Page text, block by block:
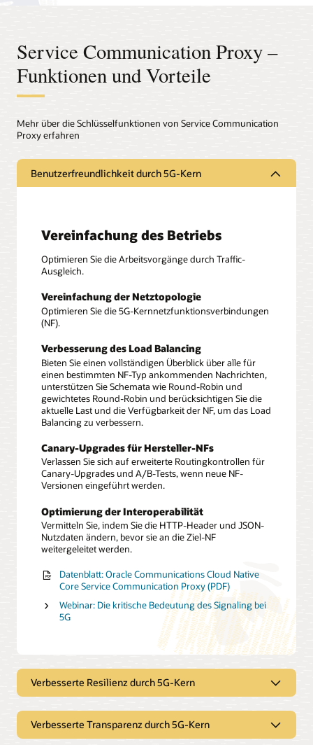
Service Communication Proxy –
Funktionen und Vorteile
Mehr über die Schlüsselfunktionen von Service Communication
Proxy erfahren
Benutzerfreundlichkeit durch 5G-Kern
Vereinfachung des Betriebs
Optimieren Sie die Arbeitsvorgänge durch Traffic-
Ausgleich.
Vereinfachung der Netztopologie
Optimieren Sie die 5G-Kernnetzfunktionsverbindungen
(NF).
Verbesserung des Load Balancing
Bieten Sie einen vollständigen Überblick über alle für
einen bestimmten NF-Typ ankommenden Nachrichten,
unterstützen Sie Schemata wie Round-Robin und
gewichtetes Round-Robin und berücksichtigen Sie die
aktuelle Last und die Verfügbarkeit der NF, um das Load
Balancing zu verbessern.
Canary-Upgrades für Hersteller-NFs
Verlassen Sie sich auf erweiterte Routingkontrollen für
Canary-Upgrades und A/B-Tests, wenn neue NF-
Versionen eingeführt werden.
Optimierung der Interoperabilität
Vermitteln Sie, indem Sie die HTTP-Header und JSON-
Nutzdaten ändern, bevor sie an die Ziel-NF
weitergeleitet werden.
Datenblatt: Oracle Communications Cloud Native
Core Service Communication Proxy (PDF)
Webinar: Die kritische Bedeutung des Signaling bei
5G
Verbesserte Resilienz durch 5G-Kern
Verbesserung der Resilienz
Verbesserte Transparenz durch 5G-Kern